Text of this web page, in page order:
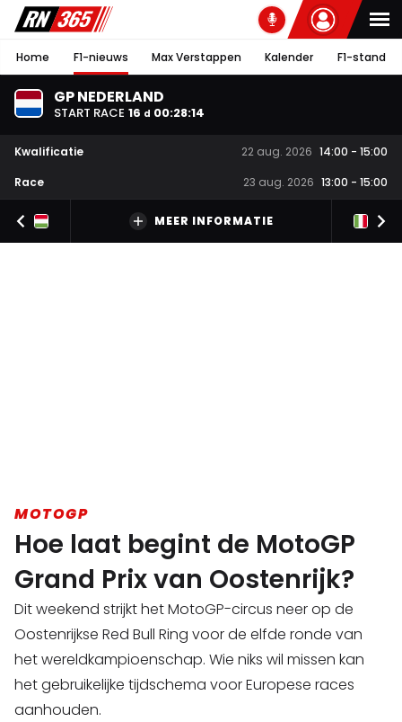
Home F1-nieuws Max Verstappen Kalender F1-stand
GP NEDERLAND
START RACE 16 d 00:28:13
Kwalificatie 22 aug. 2026 14:00 - 15:00
Race
23 aug. 2026 13:00 - 15:00
MEER INFORMATIE
MOTOGP
Hoe laat begint de MotoGP
Grand Prix van Oostenrijk?
Dit weekend strijkt het MotoGP-circus neer op de
Oostenrijkse Red Bull Ring voor de elfde ronde van
het wereldkampioenschap. Wie niks wil missen kan
het gebruikelijke tijdschema voor Europese races
aanhouden.